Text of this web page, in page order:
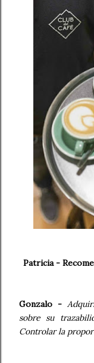
Patricia -
Gonzalo -
sobre su
Controlar la